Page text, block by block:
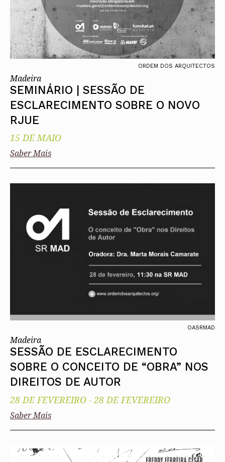
ORDEM DOS ARQUITECTOS
Madeira
SEMINÁRIO | SESSÃO DE
ESCLARECIMENTO SOBRE O NOVO
RJUE
15 DE MAIO
Saber Mais
OASRMAD
Madeira
SESSÃO DE ESCLARECIMENTO
SOBRE O CONCEITO DE “OBRA” NOS
DIREITOS DE AUTOR
28 DE FEVEREIRO - 28 DE FEVEREIRO
Saber Mais